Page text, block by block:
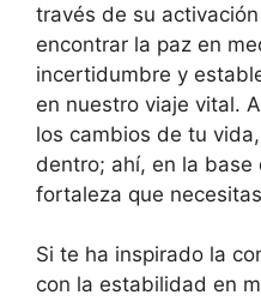
través de su
encontrar la paz en
incertidumbre y
en nuestro viaje vital.
los cambios de tu
dentro; ahí, en la base
fortaleza que
Si te ha inspirado la
con la estabilidad en